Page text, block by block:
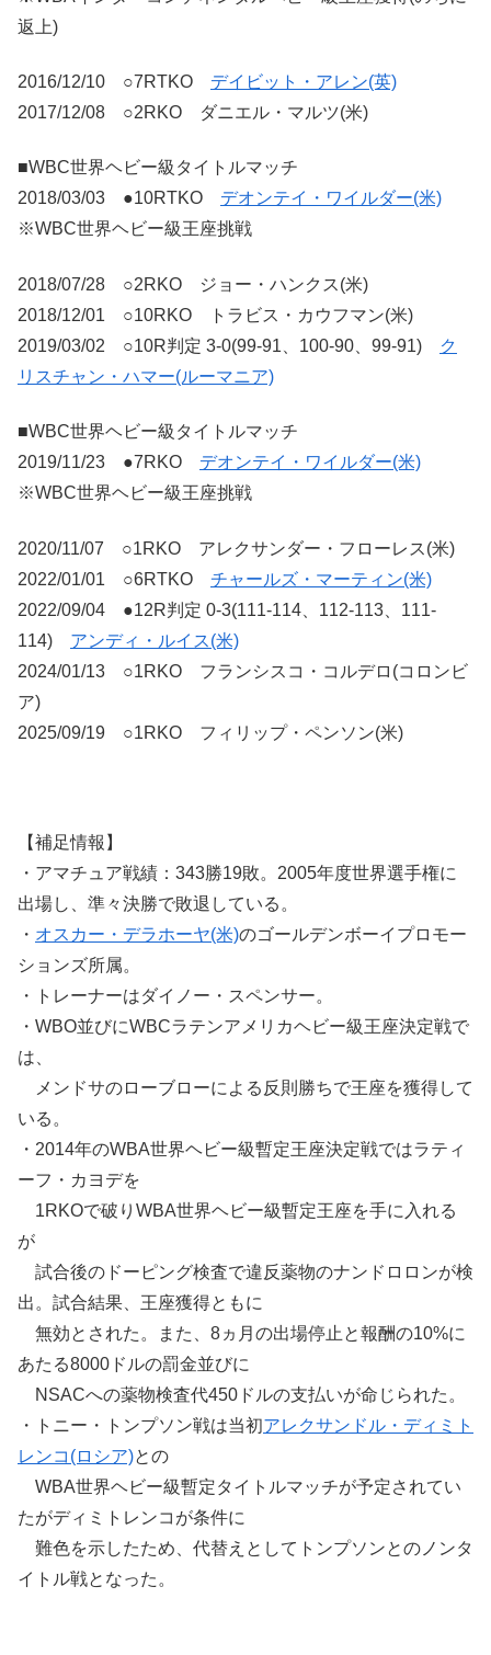
返上)
2016/12/10 ○7RTKO デイビット・アレン(英)
2017/12/08 ○2RKO ダニエル・マルツ(米)
■WBC世界ヘビー級タイトルマッチ
2018/03/03 ●10RTKO デオンテイ・ワイルダー(米)
※WBC世界ヘビー級王座挑戦
2018/07/28 ○2RKO ジョー・ハンクス(米)
2018/12/01 ○10RKO トラビス・カウフマン(米)
2019/03/02 ○10R判定 3-0(99-91、100-90、99-91)
ク
リスチャン・ハマー(ルーマニア)
■WBC世界ヘビー級タイトルマッチ
2019/11/23 ●7RKO デオンテイ・ワイルダー(米)
※WBC世界ヘビー級王座挑戦
2020/11/07 ○1RKO アレクサンダー・フローレス(米)
2022/01/01 ○6RTKO チャールズ・マーティン(米)
2022/09/04 ●12R判定 0-3(111-114、112-113、111-
114) アンディ・ルイス(米)
2024/01/13 ○1RKO フランシスコ・コルデロ(コロンビ
ア)
2025/09/19 ○1RKO フィリップ・ペンソン(米)
【補足情報】
・アマチュア戦績：343勝19敗。2005年度世界選手権に
出場し、準々決勝で敗退している。
・ オスカー・デラホーヤ(米)のゴールデンボーイプロモー
ションズ所属。
・トレーナーはダイノー・スペンサー。
・WBO並びにWBCラテンアメリカヘビー級王座決定戦で
は、
メンドサのローブローによる反則勝ちで王座を獲得して
いる。
・2014年のWBA世界ヘビー級暫定王座決定戦ではラティ
ーフ・カヨデを
1RKOで破りWBA世界ヘビー級暫定王座を手に入れる
が
試合後のドーピング検査で違反薬物のナンドロロンが検
出。試合結果、王座獲得ともに
無効とされた。また、8ヵ月の出場停止と報酬の10%に
あたる8000ドルの罰金並びに
NSACへの薬物検査代450ドルの支払いが命じられた。
・トニー・トンプソン戦は当初アレクサンドル・ディミト
レンコ(ロシア)との
WBA世界ヘビー級暫定タイトルマッチが予定されてい
たがディミトレンコが条件に
難色を示したため、代替えとしてトンプソンとのノンタ
イトル戦となった。